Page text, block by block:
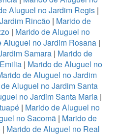
Aluguel no Jardim Regis |
Rincão | Marido de
| Marido de Aluguel no
Aluguel no Jardim Rosana |
Samara| Marido de
| Marido de Aluguel no
de Aluguel no Jardim
Aluguel no Jardim Santa
no Jardim Santa Maria |
| Marido de Aluguel no
no Sacomã | Marido de
| Marido de Aluguel no Real